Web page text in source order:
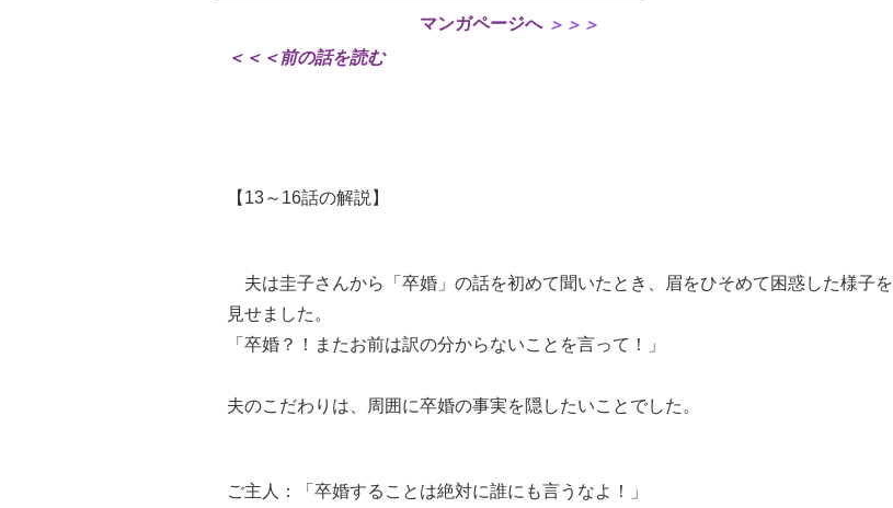
マンガページへ＞＞＞
＜＜＜前の話を読む
【13～16話の解説】
夫は圭子さんから「卒婚」の話を初めて聞いたとき、眉をひそめて困惑した様子を
見せました。
「卒婚？！またお前は訳の分からないことを言って！」
夫のこだわりは、周囲に卒婚の事実を隠したいことでした。
ご主人：「卒婚することは絶対に誰にも言うなよ！」